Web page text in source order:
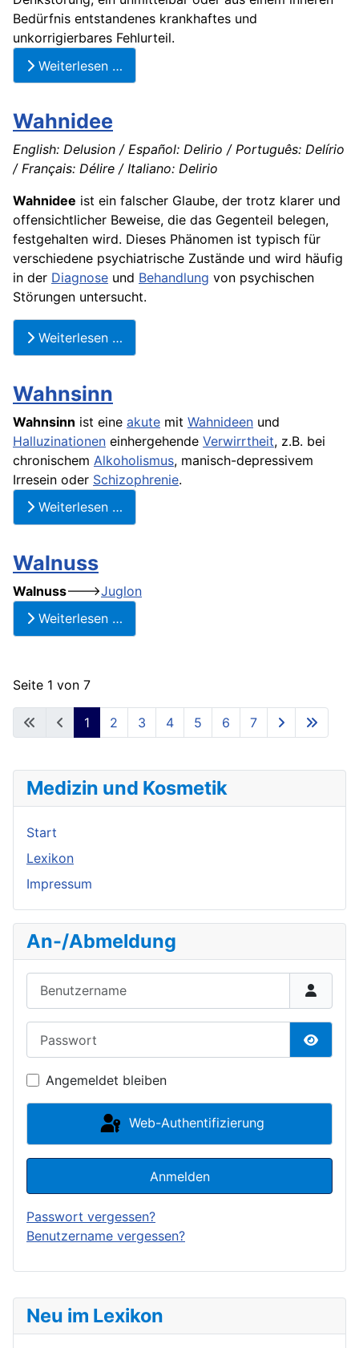
Neu im Lexikon
Bedürfnis entstandenes krankhaftes und
unkorrigierbares Fehlurteil.
Weiterlesen …
Wahnidee
English: Delusion / Español: Delirio / Português: Delírio
/ Français: Délire / Italiano: Delirio
Wahnidee ist ein falscher Glaube, der trotz klarer und
offensichtlicher Beweise, die das Gegenteil belegen,
festgehalten wird. Dieses Phänomen ist typisch für
verschiedene psychiatrische Zustände und wird häufig
in der Diagnose und Behandlung von psychischen
Störungen untersucht.
Weiterlesen …
Wahnsinn
Wahnsinn ist eine akute mit Wahnideen und
Halluzinationen einhergehende Verwirrtheit, z.B. bei
chronischem Alkoholismus, manisch-depressivem
Irresein oder Schizophrenie.
Weiterlesen …
Walnuss
Walnuss--->Juglon
Weiterlesen …
Seite 1 von 7
1 2 3 4 5 6 7
Medizin und Kosmetik
Start
Lexikon
Impressum
An-/Abmeldung
Angemeldet bleiben
Web-Authentifizierung
Anmelden
Passwort vergessen?
Benutzername vergessen?